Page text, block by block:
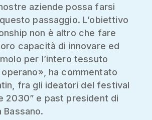
aziende possa farsi
passaggio. L’obiettivo
non è altro che fare
capacità di innovare ed
per l’intero tessuto
ha commentato
fra gli ideatori del festival
2030” e past president di